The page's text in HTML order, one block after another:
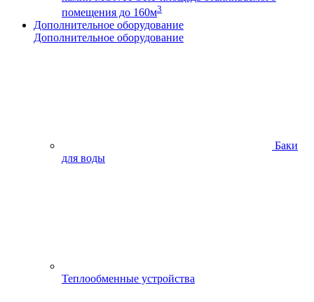
помещения до 160м3
Дополнительное оборудование
Дополнительное оборудование
Баки
для воды
Теплообменные устройства